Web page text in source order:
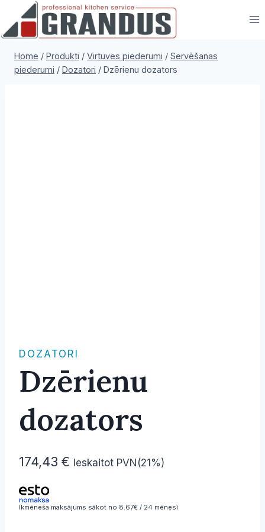
content
Home / Produkti / Virtuves piederumi / Servēšanas
piederumi / Dozatori / Dzērienu dozators
DOZATORI
Dzērienu
dozators
174,43 € Ieskaitot PVN(21%)
Ikmēneša maksājums sākot no 8.67€ / 24 mēnesī